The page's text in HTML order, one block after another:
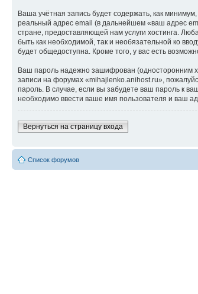
Ваша учётная запись будет содержать, как
реальный адрес email (в дальнейшем «ваш адрес
стране, предоставляющей нам услуги хостинга.
быть как необходимой, так и необязательной ко
будет общедоступна. Кроме того, у вас есть
Ваш пароль надежно зашифрован (односторонним
записи на форумах «mihajlenko.anihost.ru»,
пароль. В случае, если вы забудете ваш пароль к
необходимо ввести ваше имя пользователя и ваш
Вернуться на страницу входа
Список форумов